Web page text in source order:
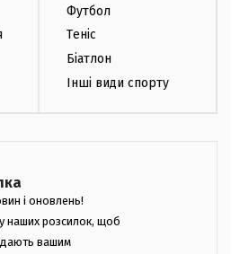
Футбол
Теніс
Біатлон
Інші види спорту
і оновлень!
наших розсилок, щоб
вашим